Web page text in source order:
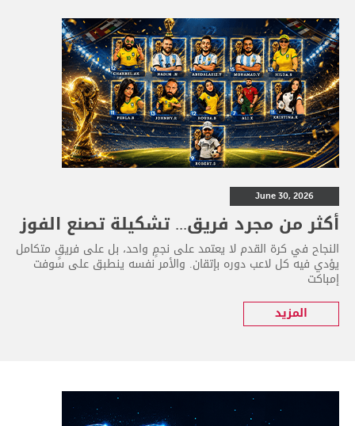
June 30, 2026
أكثر من مجرد فريق... تشكيلة تصنع الفوز
النجاح في كرة القدم لا يعتمد على نجمٍ واحد، بل على فريقٍ متكامل
يؤدي فيه كل لاعب دوره بإتقان. والأمر نفسه ينطبق على سوفت
إمباكت
المزيد